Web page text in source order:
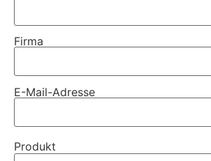
Firma
E-Mail-Adresse
Produkt